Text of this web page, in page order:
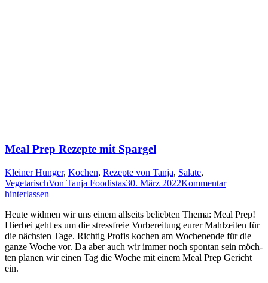
Meal Prep Rezepte mit Spargel
Kleiner Hunger, Kochen, Rezepte von Tanja, Salate,
VegetarischVon Tanja Foodistas30. März 2022Kommentar
hinterlassen
Heu­te wid­men wir uns einem all­seits belieb­ten The­ma: Meal Prep!
Hier­bei geht es um die stress­freie Vor­be­rei­tung eurer Mahl­zei­ten für
die nächs­ten Tage. Rich­tig Pro­fis kochen am Wochen­en­de für die
gan­ze Woche vor. Da aber auch wir immer noch spon­tan sein möch­
ten pla­nen wir einen Tag die Woche mit einem Meal Prep Gericht
ein.